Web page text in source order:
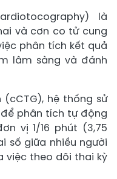
là
và cơn co tử cung
phân tích kết quả
lâm sàng và đánh
(cCTG), hệ thống sử
phân tích tự động
vị 1/16 phút (3,75
số giữa nhiều người
việc theo dõi thai kỳ